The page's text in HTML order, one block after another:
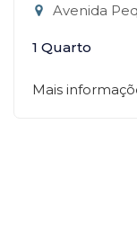
Avenida
1 Quarto
Mais